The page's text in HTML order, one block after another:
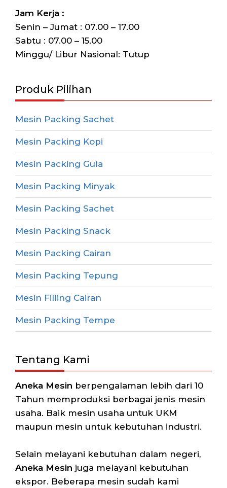
Jam Kerja :
Senin – Jumat : 07.00 – 17.00
Sabtu : 07.00 – 15.00
Minggu/ Libur Nasional: Tutup
Produk Pilihan
Mesin Packing Sachet
Mesin Packing Kopi
Mesin Packing Gula
Mesin Packing Minyak
Mesin Packing Sachet
Mesin Packing Snack
Mesin Packing Cairan
Mesin Packing Tepung
Mesin Filling Cairan
Mesin Packing Tempe
Tentang Kami
Aneka Mesin berpengalaman lebih dari 10
Tahun memproduksi berbagai jenis mesin
usaha. Baik mesin usaha untuk UKM
maupun mesin untuk kebutuhan industri.
Selain melayani kebutuhan dalam negeri,
Aneka Mesin juga melayani kebutuhan
ekspor. Beberapa mesin sudah kami